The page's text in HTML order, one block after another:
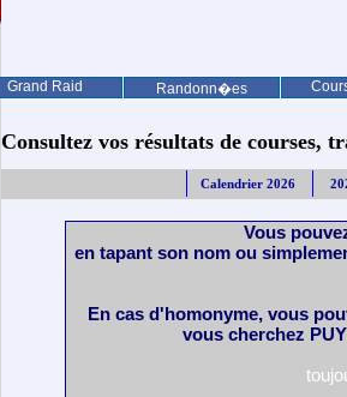
Grand Raid Randonn�es
Consultez vos résultats de courses,
Calendrier 2026
Vous
en tapant son nom ou
En cas d'homonyme, vous
vous cherchez